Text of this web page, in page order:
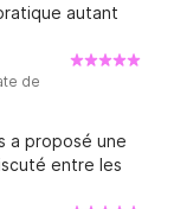
autant
de
a proposé une
entre les